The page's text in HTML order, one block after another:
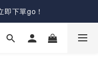
下單go！